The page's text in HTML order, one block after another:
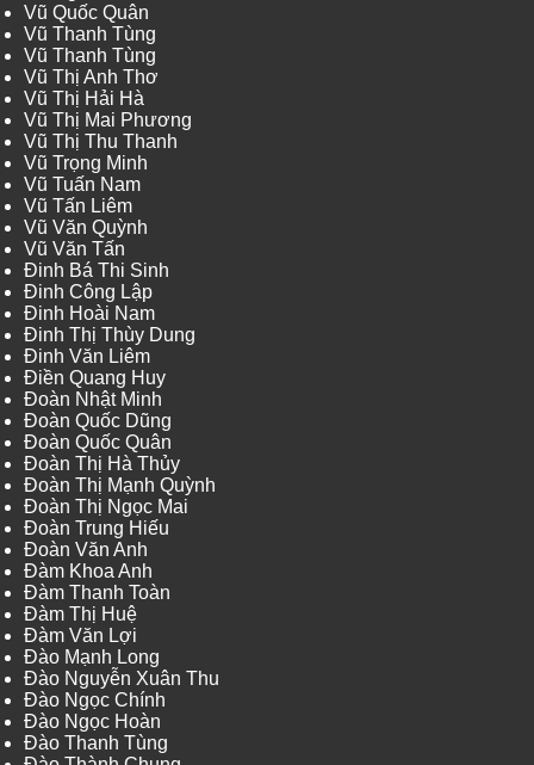
Vũ Quốc Quân
Vũ Thanh Tùng
Vũ Thanh Tùng
Vũ Thị Anh Thơ
Vũ Thị Hải Hà
Vũ Thị Mai Phương
Vũ Thị Thu Thanh
Vũ Trọng Minh
Vũ Tuấn Nam
Vũ Tấn Liêm
Vũ Văn Quỳnh
Vũ Văn Tấn
Đinh Bá Thi Sinh
Đinh Công Lập
Đinh Hoài Nam
Đinh Thị Thùy Dung
Đinh Văn Liêm
Điền Quang Huy
Đoàn Nhật Minh
Đoàn Quốc Dũng
Đoàn Quốc Quân
Đoàn Thị Hà Thủy
Đoàn Thị Mạnh Quỳnh
Đoàn Thị Ngọc Mai
Đoàn Trung Hiếu
Đoàn Văn Anh
Đàm Khoa Anh
Đàm Thanh Toàn
Đàm Thị Huệ
Đàm Văn Lợi
Đào Mạnh Long
Đào Nguyễn Xuân Thu
Đào Ngọc Chính
Đào Ngọc Hoàn
Đào Thanh Tùng